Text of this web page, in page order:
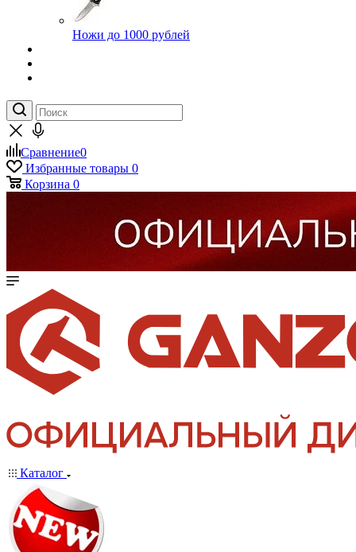
Ножи до 1000 рублей
Сравнение0
Избранные товары 0
Корзина 0
Каталог